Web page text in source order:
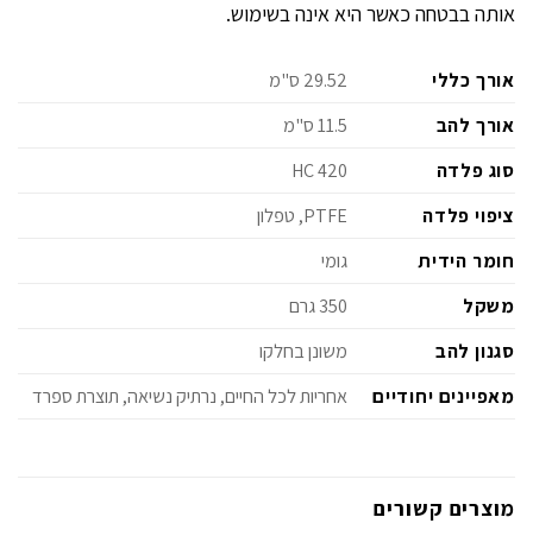
אותה בבטחה כאשר היא אינה בשימוש.
אורך כללי
29.52 ס"מ
אורך להב
11.5 ס"מ
סוג פלדה
420 HC
ציפוי פלדה
PTFE, טפלון
חומר הידית
גומי
משקל
350 גרם
סגנון להב
משונן בחלקו
מאפיינים יחודיים
אחריות לכל החיים, נרתיק נשיאה, תוצרת ספרד
מוצרים קשורים